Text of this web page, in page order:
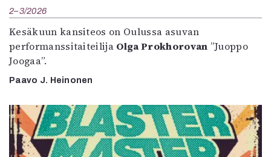
2–3/2026
Kesäkuun kansiteos on Oulussa asuvan
performanssitaiteilija Olga Prokhorovan ”Juoppo
Joogaa”.
Paavo J. Heinonen